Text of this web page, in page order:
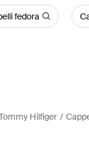
fedora
Hilfiger